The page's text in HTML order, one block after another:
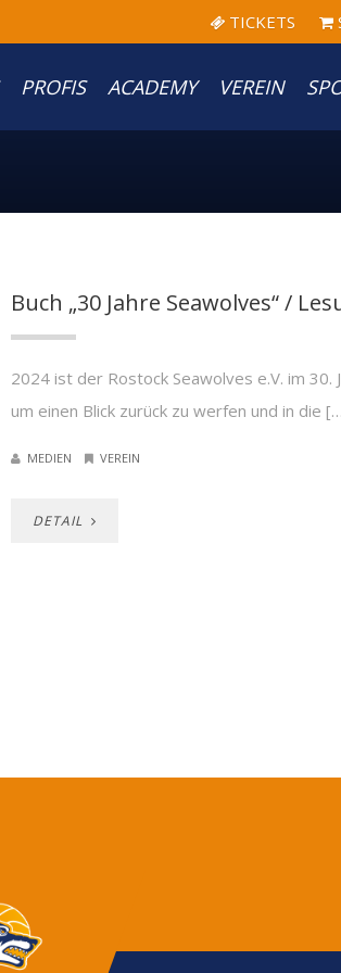
TICKETS
PROFIS ACADEMY VEREIN
Buch „30 Jahre Seawolves“ /
2024 ist der Rostock Seawolves e.V. im 30.
um einen Blick zurück zu werfen und in die
MEDIEN VEREIN
DETAIL